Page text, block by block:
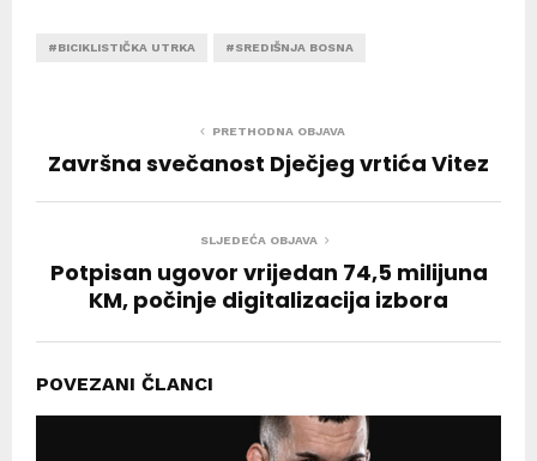
#BICIKLISTIČKA UTRKA #SREDIŠNJA BOSNA
PRETHODNA OBJAVA
Završna svečanost Dječjeg vrtića Vitez
SLJEDEĆA OBJAVA
Potpisan ugovor vrijedan 74,5 milijuna
KM, počinje digitalizacija izbora
POVEZANI ČLANCI